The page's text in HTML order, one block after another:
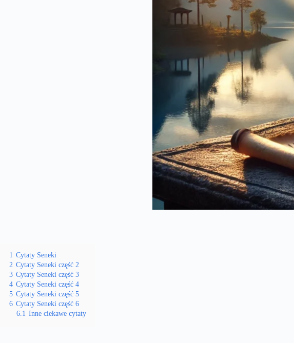
1 Cytaty Seneki
2 Cytaty Seneki część 2
3 Cytaty Seneki część 3
4 Cytaty Seneki część 4
5 Cytaty Seneki część 5
6 Cytaty Seneki część 6
6.1 Inne ciekawe cytaty